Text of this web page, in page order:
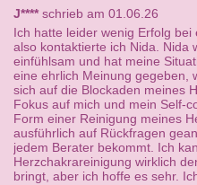
J****schrieb am 01.06.26
Ich hatte leider wenig Erfolg bei
also kontaktierte ich Nida. Nida
einfühlsam und hat meine
eine ehrlich Meinung gegeben,
sich auf die Blockaden meines
Fokus auf mich und mein Self-
Form einer Reinigung meines
ausführlich auf Rückfragen
jedem Berater bekommt. Ich
Herzchakrareinigung wirklich
bringt, aber ich hoffe es sehr.